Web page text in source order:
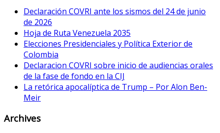
Declaración COVRI ante los sismos del 24 de junio
de 2026
Hoja de Ruta Venezuela 2035
Elecciones Presidenciales y Política Exterior de
Colombia
Declaracion COVRI sobre inicio de audiencias orales
de la fase de fondo en la CIJ
La retórica apocalíptica de Trump – Por Alon Ben-
Meir
Archives